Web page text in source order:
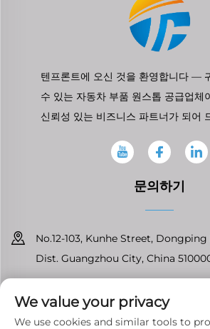
텐프론트에 오신 것을 환영합니다 —
수 있는 자동차 부품 원스톱 공급업체
신뢰성 있는 비즈니스 파트너가 되어
문의하기
No.12-103, Kunhe Street,
Dist. Guangzhou City, China
[email
We value your privacy
We use cookies and similar tools to